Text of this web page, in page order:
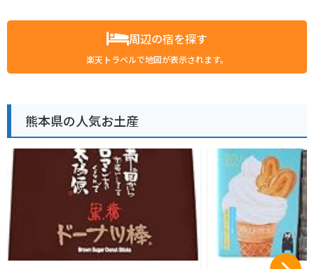
周辺の宿を探す
楽天トラベルで地図が表示されます。
熊本県の人気お土産